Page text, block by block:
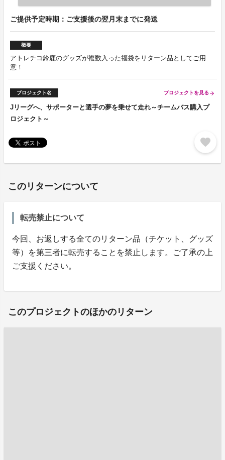
ご提供予定時期：ご支援後の翌月末までに発送
概要
アトレチコ鈴鹿のグッズが複数入った福袋をリターン品としてご用
意！
プロジェクト名 プロジェクトを見る arrow_forward
Jリーグへ、サポーターと選手の夢を乗せて走れ～チームバス購入プ
ロジェクト～
favorite
このリターンについて
転売禁止について
今回、お返しする全てのリターン品（チケット、グッズ
等）を第三者に転売することを禁止します。ご了承の上
ご支援ください。
このプロジェクトのほかのリターン